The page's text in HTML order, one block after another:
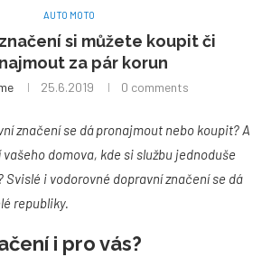
AUTO MOTO
si můžete koupit či
za pár korun
25.6.2019 0 comments
značení se dá pronajmout nebo koupit? A
domova, kde si službu jednoduše
Svislé i vodorovné dopravní značení se dá
republiky.
i pro vás?